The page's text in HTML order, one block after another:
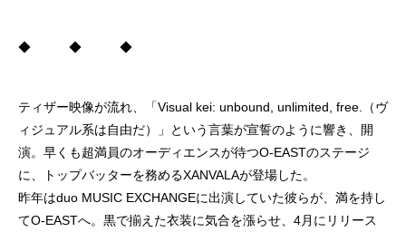
◆ ◆ ◆
ティザー映像が流れ、「Visual kei: unbound, unlimited, free.（ヴ
ィジュアル系は自由だ）」という言葉が宣誓のように響き、開
演。早くも超満員のオーディエンスが待つO-EASTのステージ
に、トップバッターを務めるXANVALAが登場した。
昨年はduo MUSIC EXCHANGEに出演していた彼らが、満を持し
てO-EASTへ。黒で揃えた衣装に気合を漲らせ、4月にリリース